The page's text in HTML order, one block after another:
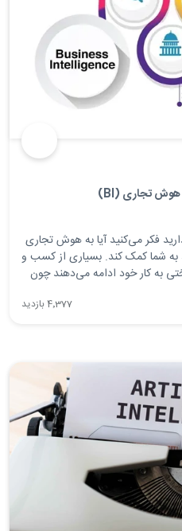
فکر می‌کنید آیا به هوش تجاری
به شما کمک کند. بسیاری از کسب و
به کار خود ادامه می‌دهند چون
به آنها ارزش می‌رساند.
4٬377 بازدید